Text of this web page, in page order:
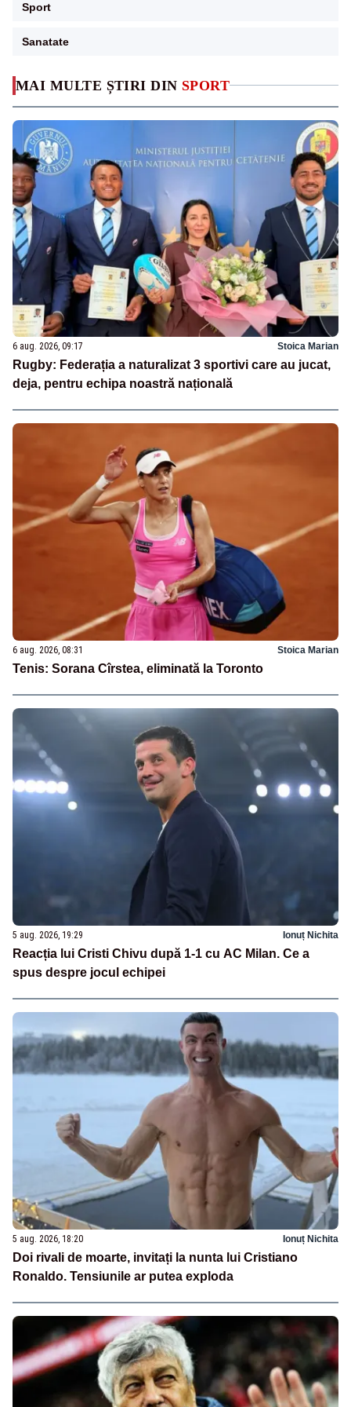
MAI MULTE ȘTIRI DIN SPORT
6 aug. 2026, 09:17 Stoica Marian
Rugby: Federația a naturalizat 3 sportivi care au jucat,
deja, pentru echipa noastră națională
6 aug. 2026, 08:31 Stoica Marian
Tenis: Sorana Cîrstea, eliminată la Toronto
5 aug. 2026, 19:29 Ionuț Nichita
Reacția lui Cristi Chivu după 1-1 cu AC Milan. Ce a
spus despre jocul echipei
5 aug. 2026, 18:20 Ionuț Nichita
Doi rivali de moarte, invitați la nunta lui Cristiano
Ronaldo. Tensiunile ar putea exploda
Sport
Sanatate